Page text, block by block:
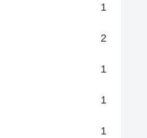
1
2
1
1
1